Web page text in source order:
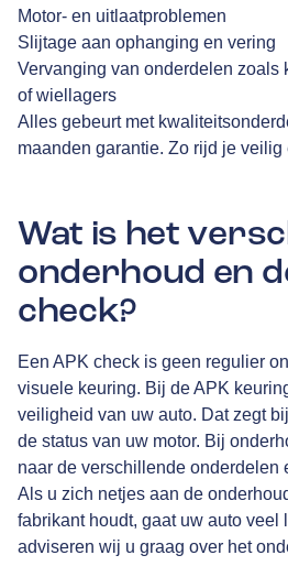
Motor- en uitlaatproblemen
Slijtage aan ophanging en vering
Vervanging van onderdelen zoals
of wiellagers
Alles gebeurt met
maanden garantie. Zo rijd je veilig
Wat is het
onderhoud en
check?
Een APK check is geen regulier
visuele keuring. Bij de APK
veiligheid van uw auto. Dat zegt
de status van uw motor. Bij
naar de verschillende onderdelen
Als u zich netjes aan de
fabrikant houdt, gaat uw auto veel
adviseren wij u graag over het